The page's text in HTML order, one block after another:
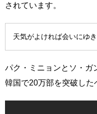
されています。
天気がよければ会いにゆ
パク・ミニョンとソ・ガ
韓国で20万部を突破した